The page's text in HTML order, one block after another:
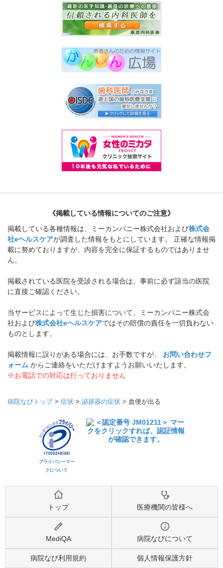
《掲載している情報についてのご注意》
掲載している各種情報は、ミーカンパニー株式会社および株式会
社eヘルスケアが調査した情報をもとにしています。 正確な情報掲
載に努めておりますが、内容を完全に保証するものではありませ
ん。
掲載されている医院を受診される場合は、事前に必ず該当の医院
に直接ご確認ください。
当サービスによって生じた損害について、ミーカンパニー株式会
社および株式会社eヘルスケアではその賠償の責任を一切負わない
ものとします。
掲載情報に誤りがある場合には、お手数ですが、 お問い合わせフ
ォーム からご連絡をいただけますようお願いいたします。
※お電話での対応は行っておりません
病院なびトップ> 症状 > 泌尿器の症状 > 血便が出る
プライバシーマー
クについて
トップ 医療機関の皆様へ
MediQA 病院なびについて
病院なび利用規約 個人情報保護方針